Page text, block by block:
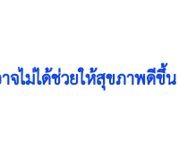
จไม่ได้ช่วยให้สุขภาพดีขึ้น